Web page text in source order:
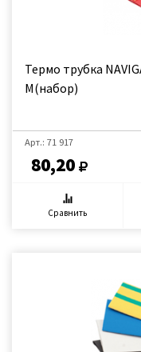
Термо трубка
M(набор)
Арт.: 71 917
80,20
Сравнить